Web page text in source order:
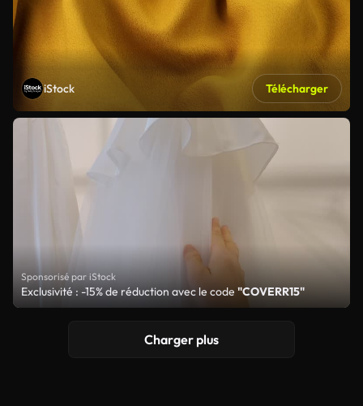
iStock Télécharger
Sponsorisé par iStock
Exclusivité : -15% de réduction avec le code "COVERR15"
Charger plus